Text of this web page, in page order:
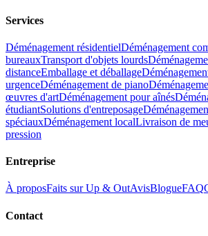
Services
Déménagement résidentielDéménagement
bureauxTransport d'objets lourds
distanceEmballage et déballage
urgenceDéménagement de piano
œuvres d'artDéménagement pour aînés
étudiantSolutions d'entreposage
spéciauxDéménagement localLivraison de
pression
Entreprise
À proposFaits sur Up & OutAvisBlogueFAQ
Contact